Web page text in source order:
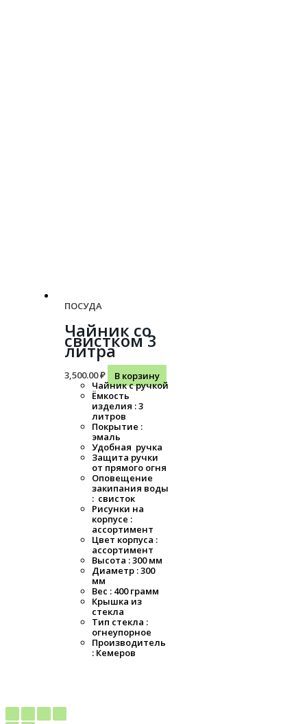
ПОСУДА
Чайник со
свистком 3
литра
3,500.00₽
В корзину
Чайник с ручкой
Ёмкость
изделия : 3
литров
Покрытие :
эмаль
Удобная ручка
Защита ручки
от прямого огня
Оповещение
закипания воды
: свисток
Рисунки на
корпусе :
ассортимент
Цвет корпуса :
ассортимент
Высота : 300 мм
Диаметр : 300
мм
Вес : 400 грамм
Крышка из
стекла
Тип стекла :
огнеупорное
Производитель
: Кемеров